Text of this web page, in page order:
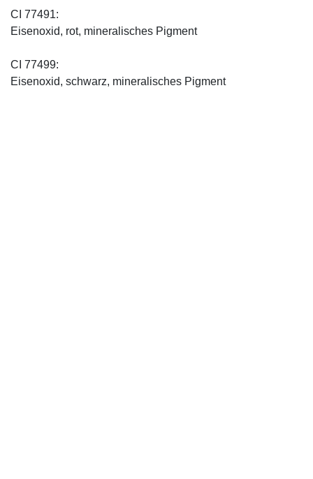
CI 77491:
Eisenoxid, rot, mineralisches Pigment
CI 77499:
Eisenoxid, schwarz, mineralisches Pigment